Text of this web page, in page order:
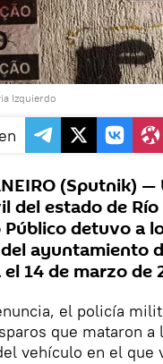
Izquierdo
(Sputnik)
del estado de
detuvo a
ayuntamiento
14 de marzo de
el policía
que mataron
vehículo en el que